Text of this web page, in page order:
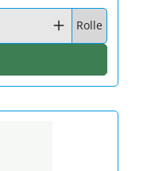
ein oder benutze die
Rolle